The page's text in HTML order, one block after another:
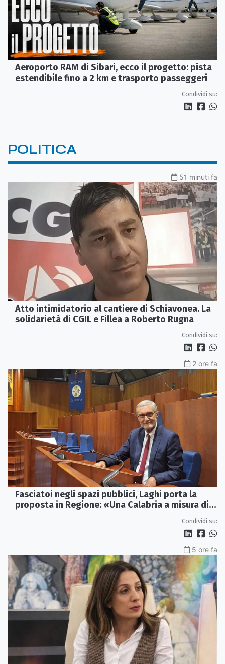
Aeroporto RAM di Sibari, ecco il progetto: pista
estendibile fino a 2 km e trasporto passeggeri
Condividi su:
POLITICA
51 minuti fa
Atto intimidatorio al cantiere di Schiavonea. La
solidarietà di CGIL e Fillea a Roberto Rugna
Condividi su:
2 ore fa
Fasciatoi negli spazi pubblici, Laghi porta la
proposta in Regione: «Una Calabria a misura di
Condividi su:
5 ore fa